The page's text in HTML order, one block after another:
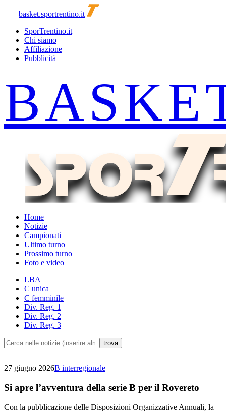
basket.sportrentino.it
SporTrentino.it
Chi siamo
Affiliazione
Pubblicità
Home
Notizie
Campionati
Ultimo turno
Prossimo turno
Foto e video
LBA
C unica
C femminile
Div. Reg. 1
Div. Reg. 2
Div. Reg. 3
27 giugno 2026B interregionale
Si apre l’avventura della serie B per il Rovereto
Con la pubblicazione delle Disposizioni Organizzative Annuali, la